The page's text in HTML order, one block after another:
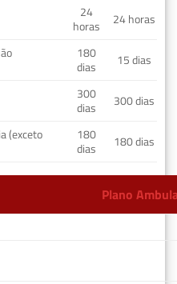
24
horas
24 horas
180
dias
15 dias
300
dias
300 dias
(exceto
180
dias
180 dias
Plano